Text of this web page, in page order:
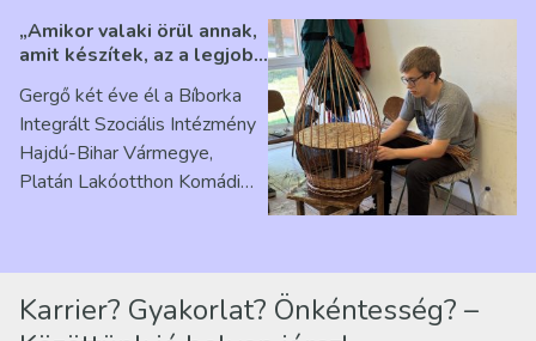
„Amikor valaki örül annak,
amit készítek, az a legjobb
Ribárszky Gergő ellátottal
Gergő két éve él a Bíborka
Integrált Szociális Intézmény
Hajdú-Bihar Vármegye,
Platán Lakóotthon Komádi
Karrier? Gyakorlat? Önkéntesség? –